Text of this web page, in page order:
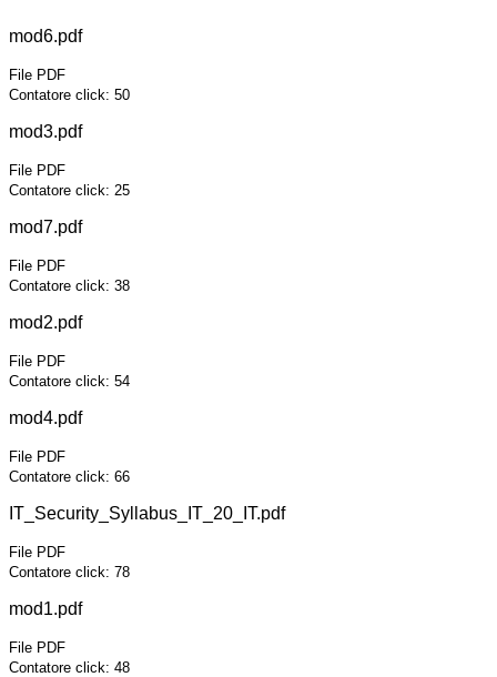
mod6.pdf
File PDF
Contatore click: 50
mod3.pdf
File PDF
Contatore click: 25
mod7.pdf
File PDF
Contatore click: 38
mod2.pdf
File PDF
Contatore click: 54
mod4.pdf
File PDF
Contatore click: 66
IT_Security_Syllabus_IT_20_IT.pdf
File PDF
Contatore click: 78
mod1.pdf
File PDF
Contatore click: 48